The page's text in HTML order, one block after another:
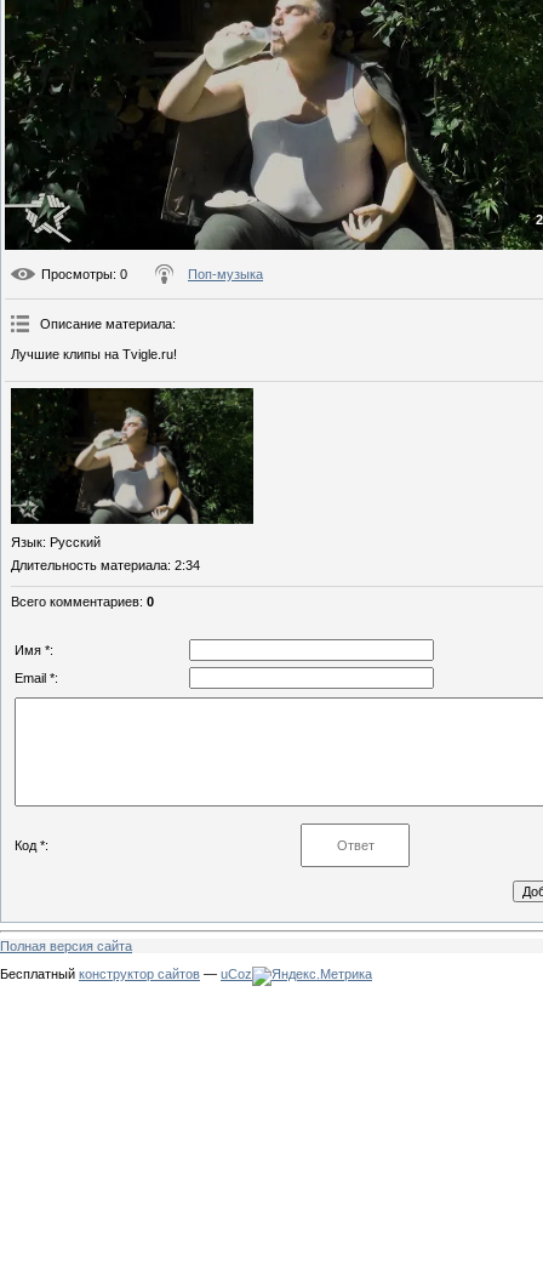
Просмотры: 0 Поп-музыка
Описание материала:
Лучшие клипы на Tvigle.ru!
Язык: Русский
Длительность материала: 2:34
Всего комментариев: 0
Имя *:
Email *:
Код *:
Полная версия сайта
Бесплатный конструктор сайтов — uCoz